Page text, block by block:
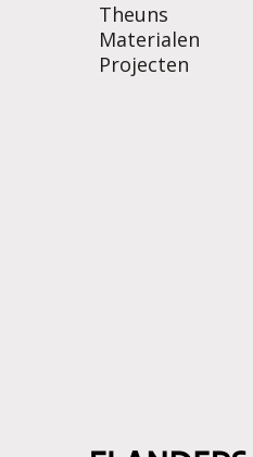
Theuns
Materialen
Projecten